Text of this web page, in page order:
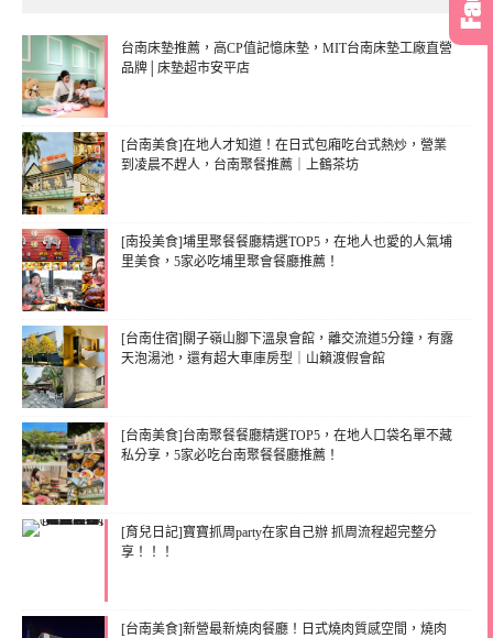
台南床墊推薦，高CP值記憶床墊，MIT台南床墊工廠直營
品牌│床墊超市安平店
[台南美食]在地人才知道！在日式包廂吃台式熱炒，營業
到凌晨不趕人，台南聚餐推薦｜上鶴茶坊
[南投美食]埔里聚餐餐廳精選TOP5，在地人也愛的人氣埔
里美食，5家必吃埔里聚會餐廳推薦！
[台南住宿]關子嶺山腳下溫泉會館，離交流道5分鐘，有露
天泡湯池，還有超大車庫房型｜山籟渡假會館
[台南美食]台南聚餐餐廳精選TOP5，在地人口袋名單不藏
私分享，5家必吃台南聚餐餐廳推薦！
[育兒日記]寶寶抓周party在家自己辦 抓周流程超完整分
享！！！
[台南美食]新營最新燒肉餐廳！日式燒肉質感空間，燒肉